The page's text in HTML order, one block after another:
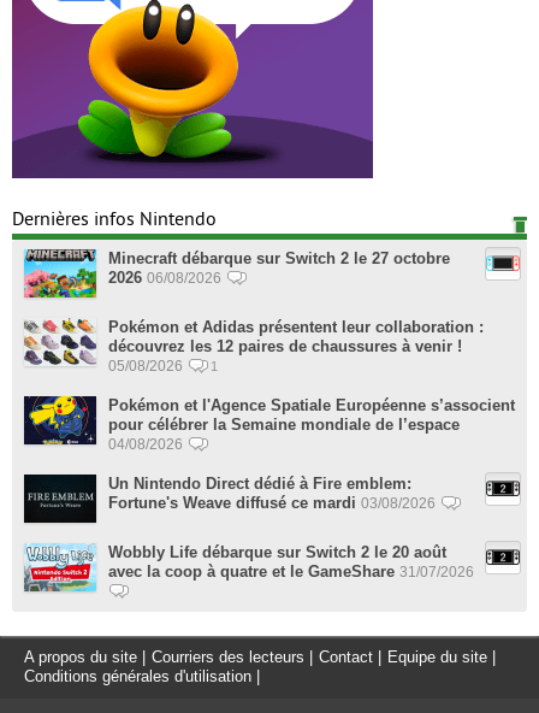
Dernières infos Nintendo
Minecraft débarque sur Switch 2 le 27 octobre
2026 06/08/2026
Pokémon et Adidas présentent leur collaboration :
découvrez les 12 paires de chaussures à venir !
05/08/2026 1
Pokémon et l'Agence Spatiale Européenne s’associent
pour célébrer la Semaine mondiale de l’espace
04/08/2026
Un Nintendo Direct dédié à Fire emblem:
Fortune's Weave diffusé ce mardi 03/08/2026
Wobbly Life débarque sur Switch 2 le 20 août
avec la coop à quatre et le GameShare 31/07/2026
A propos du site Courriers des lecteurs Contact Equipe du site
Conditions générales d'utilisation